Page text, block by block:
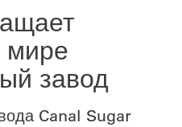
мире
завод
Canal Sugar